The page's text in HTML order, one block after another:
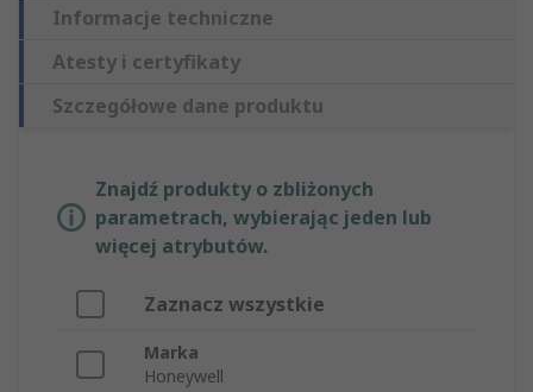
Informacje techniczne
Atesty i certyfikaty
Szczegółowe dane produktu
Znajdź produkty o zbliżonych
parametrach, wybierając jeden lub
więcej atrybutów.
Zaznacz wszystkie
Marka
Honeywell